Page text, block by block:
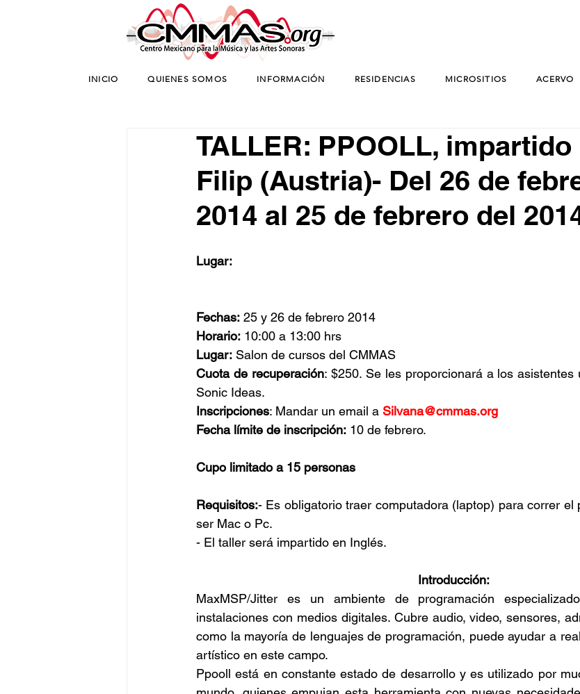
INICIO QUIENES SOMOS INFORMACIÓN RESIDENCIAS MICROSITIOS ACERVO
TALLER: PPOOLL,
Filip (Austria)- Del 26 de
2014 al 25 de febrero del
Lugar:
Fechas: 25 y 26 de febrero 2014
Horario: 10:00 a 13:00 hrs
Lugar: Salon de cursos del CMMAS
Cuota de recuperación: $250. Se les proporcionará a los
Sonic Ideas.
Inscripciones: Mandar un email a Silvana@cmmas.org
Fecha límite de inscripción: 10 de febrero.
Cupo limitado a 15 personas
Requisitos:- Es obligatorio traer computadora (laptop) para correr el
ser Mac o Pc.
- El taller será impartido en Inglés.
Introducción:
MaxMSP/Jitter es un ambiente de programación
instalaciones con medios digitales. Cubre audio, video, sensores,
como la mayoría de lenguajes de programación, puede ayudar a
artístico en este campo.
Ppooll está en constante estado de desarrollo y es utilizado por